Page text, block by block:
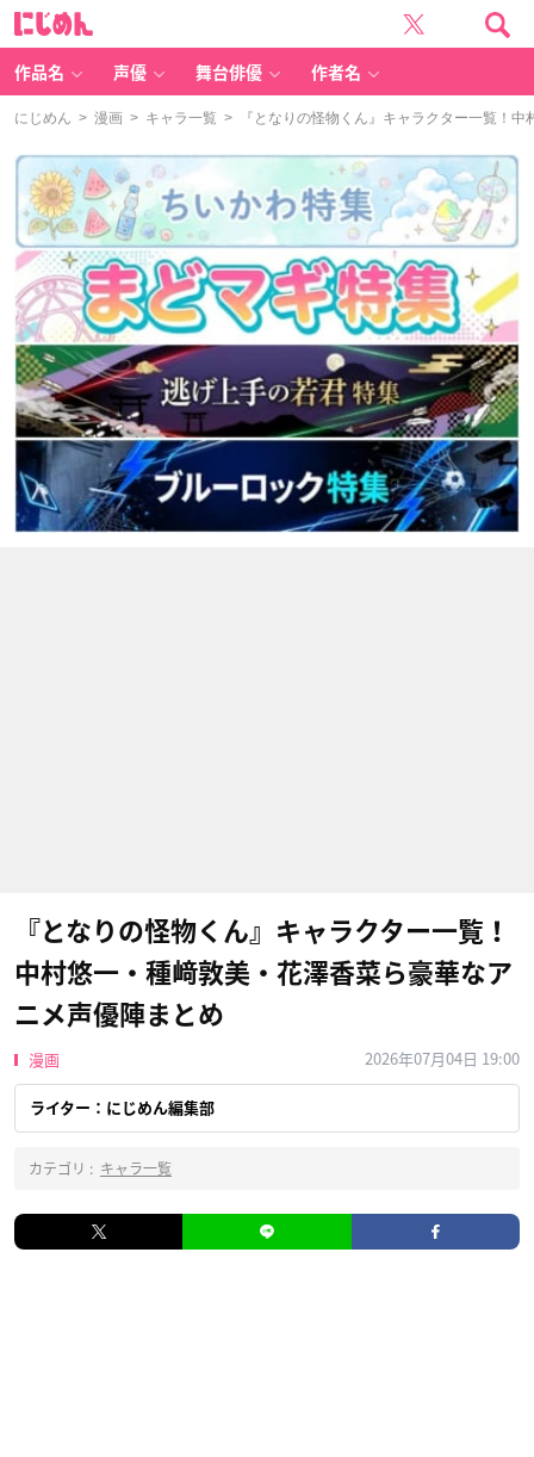
作品名 声優 舞台俳優 作者名
にじめん > 漫画 > キャラ一覧 > 『となりの怪物くん』キャラクター一覧！中
『となりの怪物くん』キャラクター一覧！
中村悠一・種﨑敦美・花澤香菜ら豪華なア
ニメ声優陣まとめ
漫画 2026年07月04日 19:00
ライター：にじめん編集部
カテゴリ : キャラ一覧